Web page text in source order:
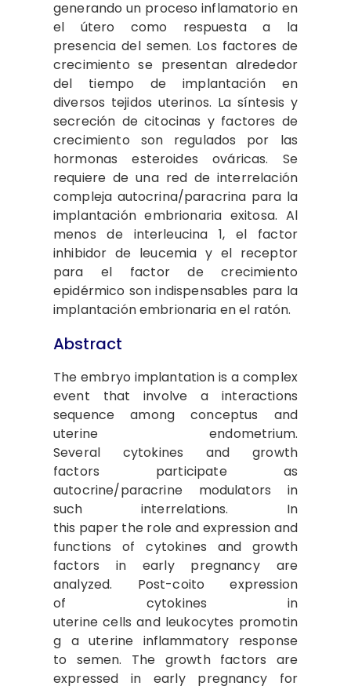
generando un proceso inflamatorio en
el útero como respuesta a la
presencia del semen. Los factores de
crecimiento se presentan alrededor
del tiempo de implantación en
diversos tejidos uterinos. La síntesis y
secreción de citocinas y factores de
crecimiento son regulados por las
hormonas esteroides ováricas. Se
requiere de una red de interrelación
compleja autocrina/paracrina para la
implantación embrionaria exitosa. Al
menos de interleucina 1, el factor
inhibidor de leucemia y el receptor
para el factor de crecimiento
epidérmico son indispensables para la
implantación embrionaria en el ratón.
Abstract
The embryo implantation is a complex
event that involve a interactions
sequence among conceptus and
uterine endometrium.
Several cytokines and growth
factors participate as
autocrine/paracrine modulators in
such interrelations. In
this paper the role and expression and
functions of cytokines and growth
factors in early pregnancy are
analyzed. Post-coito expression
of cytokines in
uterine cells and leukocytes promotin
g a uterine inflammatory response
to semen. The growth factors are
expressed in early pregnancy for